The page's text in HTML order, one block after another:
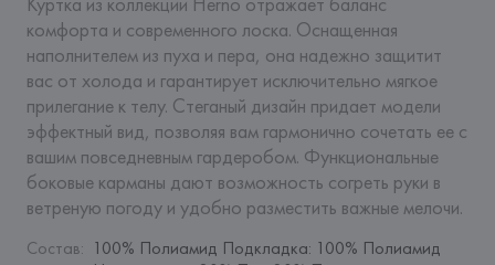
комфорта и современного лоска. Оснащенная
наполнителем из пуха и пера, она надежно защитит
вас от холода и гарантирует исключительно мягкое
прилегание к телу. Стеганый дизайн придает модели
эффектный вид, позволяя вам гармонично сочетать ее с
вашим повседневным гардеробом. Функциональные
боковые карманы дают возможность согреть руки в
ветреную погоду и удобно разместить важные мелочи.
Состав: 100% Полиамид Подкладка: 100% Полиамид